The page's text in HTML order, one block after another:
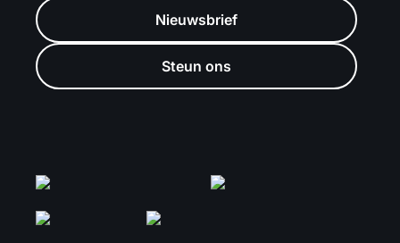
Nieuwsbrief
Steun ons